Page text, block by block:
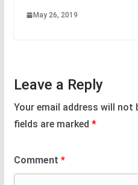
May 26, 2019
Leave a Reply
Your email address will not
fields are marked *
Comment *